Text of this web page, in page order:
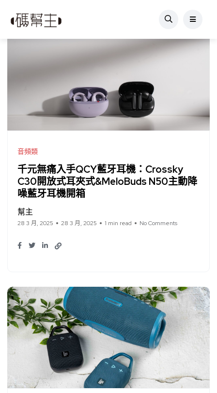
音頻類
千元無痛入手QCY藍牙耳機：Crossky
C30開放式耳夾式&MeloBuds N50主動降
噪藍牙耳機開箱
幫主
28 3 月, 2025 28 3 月, 2025 1 min read No Comments